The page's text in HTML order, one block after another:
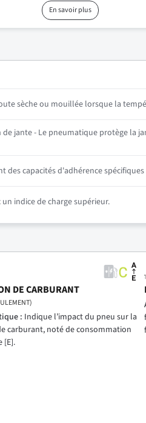
En savoir plus
sèche ou mouillée lorsque la
jante - Le pneumatique protège la
des capacités d'adhérence
indice de charge supérieur.
DE CARBURANT
: Indique l’impact du pneu sur la
carburant, noté de consommation
[E].